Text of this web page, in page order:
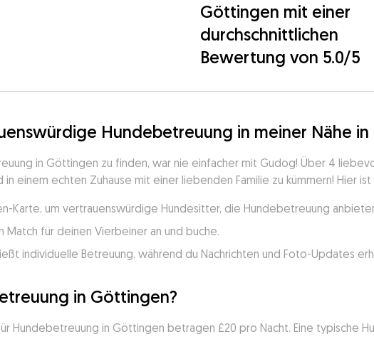
Göttingen mit einer
durchschnittlichen
Bewertung von 5.0/5
Hundebetreuung in meiner Nähe
in Göttingen zu finden, war nie einfacher mit Gudog! Über 4
einem echten Zuhause mit einer liebenden Familie zu kümmern! Hier ist
Karte, um vertrauenswürdige Hundesitter, die Hundebetreuung
Match für deinen Vierbeiner an und buche.
individuelle Betreuung, während du Nachrichten und Foto-Updates
in Göttingen?
Hundebetreuung in Göttingen betragen £20 pro Nacht. Eine typische